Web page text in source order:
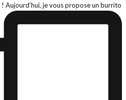
! Aujourd’hui, je vous propose un burrito